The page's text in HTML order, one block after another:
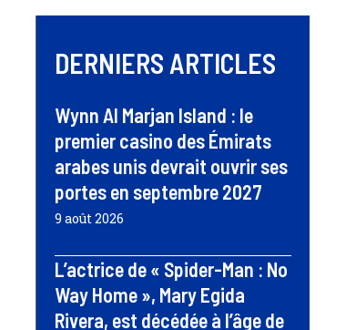
DERNIERS ARTICLES
Wynn Al Marjan Island : le
premier casino des Émirats
arabes unis devrait ouvrir ses
portes en septembre 2027
9 août 2026
L’actrice de « Spider-Man : No
Way Home », Mary Egida
Rivera, est décédée à l’âge de